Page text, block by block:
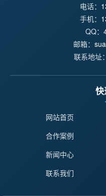
电话：
手机：
QQ：
邮箱：
联系地址
网站首页
合作案例
新闻中心
联系我们